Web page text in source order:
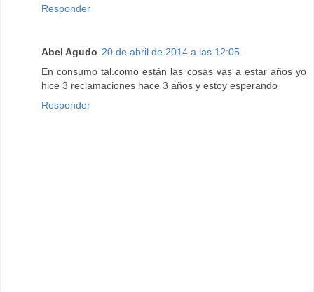
Responder
Abel Agudo 20 de abril de 2014 a las 12:05
En consumo tal.como están las cosas vas a estar años yo
hice 3 reclamaciones hace 3 años y estoy esperando
Responder